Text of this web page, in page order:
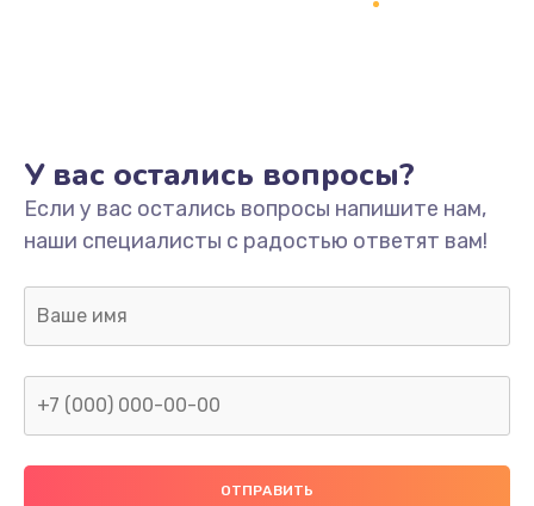
Не включается
1400 руб.
Заказать
Нет звука
800 руб.
Не видит флешку
У вас остались вопросы?
Если у вас остались вопросы напишите нам,
наши специалисты с радостью ответят вам!